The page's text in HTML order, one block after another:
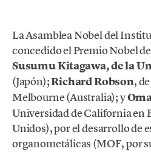
La Asamblea Nobel del
concedido el Premio Nobel
Susumu Kitagawa, de la
(Japón);Richard Robson,
Melbourne (Australia); y
Universidad de California en
Unidos), por el desarrollo de
organometálicas (MOF, por